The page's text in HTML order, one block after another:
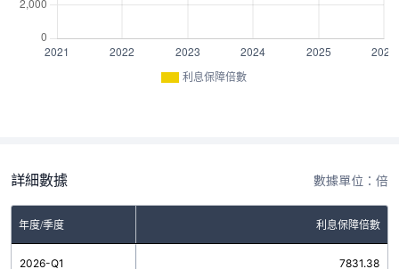
利息保障倍數
詳細數據 數據單位：倍
年度/季度 利息保障倍數
2026-Q1 7831.38